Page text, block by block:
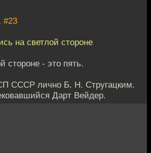
#23
на светлой стороне
стороне - это пять.
СССР лично Б. Н. Стругацким.
Дарт Вейдер.